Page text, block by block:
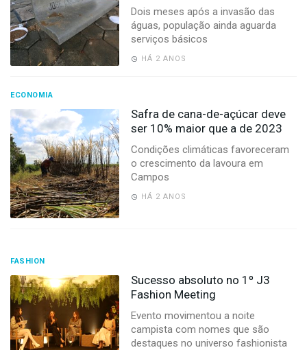
Dois meses após a invasão das
águas, população ainda aguarda
serviços básicos
HÁ 2 ANOS
ECONOMIA
Safra de cana-de-açúcar deve
ser 10% maior que a de 2023
Condições climáticas favoreceram
o crescimento da lavoura em
Campos
HÁ 2 ANOS
FASHION
Sucesso absoluto no 1º J3
Fashion Meeting
Evento movimentou a noite
campista com nomes que são
destaques no universo fashionista